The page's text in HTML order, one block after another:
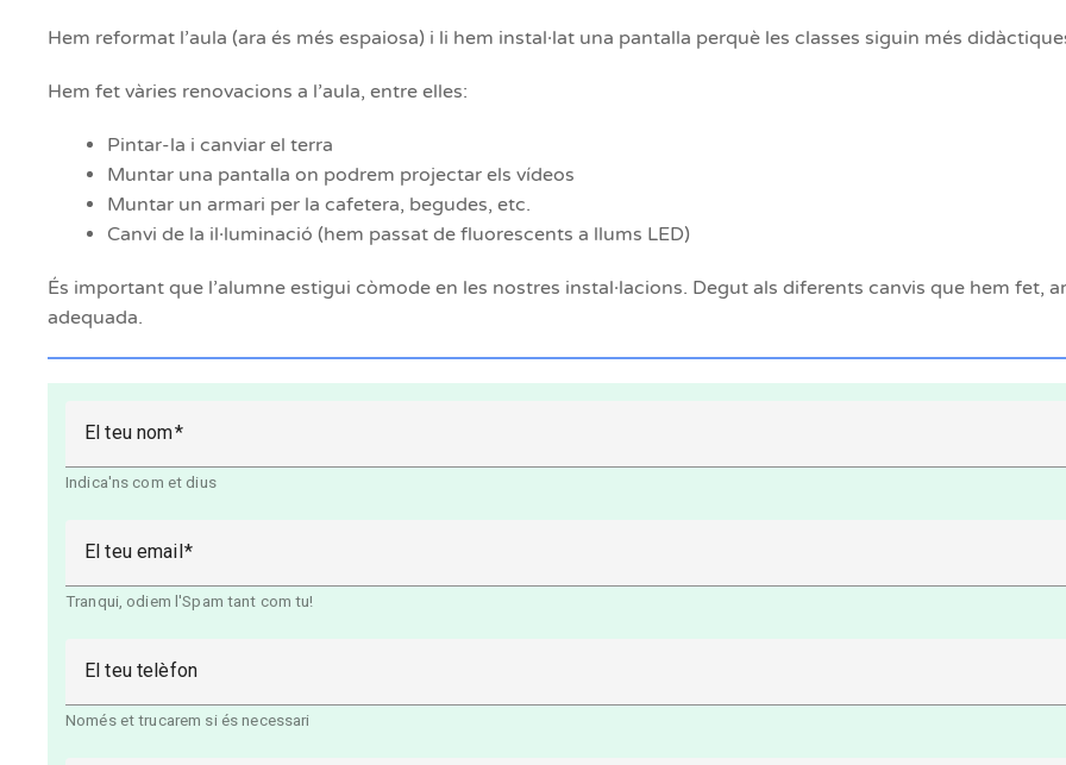
Hem reformat l’aula (ara és més espaiosa) i li hem instal·lat una pantalla perquè les classes siguin més
Hem fet vàries renovacions a l’aula, entre elles:
Pintar-la i canviar el terra
Muntar una pantalla on podrem projectar els vídeos
Muntar un armari per la cafetera, begudes, etc.
Canvi de la il·luminació (hem passat de fluorescents a llums LED)
És important que l’alumne estigui còmode en les nostres instal·lacions. Degut als diferents canvis que hem fet,
adequada.
El teu nom
Indica'ns com et dius
El teu email
Tranqui, odiem l'Spam tant com tu!
El teu telèfon
Només et trucarem si és necessari